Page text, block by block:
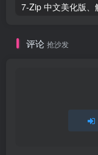
评论 抢沙发